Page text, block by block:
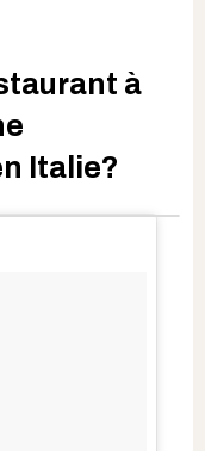
à
Italie?